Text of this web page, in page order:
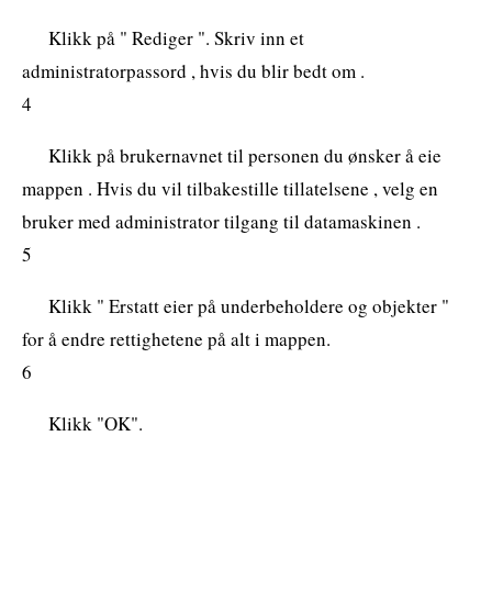
Klikk på " Rediger ". Skriv inn et
administratorpassord , hvis du blir bedt om .
4
Klikk på brukernavnet til personen du ønsker å eie
mappen . Hvis du vil tilbakestille tillatelsene , velg en
bruker med administrator tilgang til datamaskinen .
5
Klikk " Erstatt eier på underbeholdere og objekter "
for å endre rettighetene på alt i mappen.
6
Klikk "OK".